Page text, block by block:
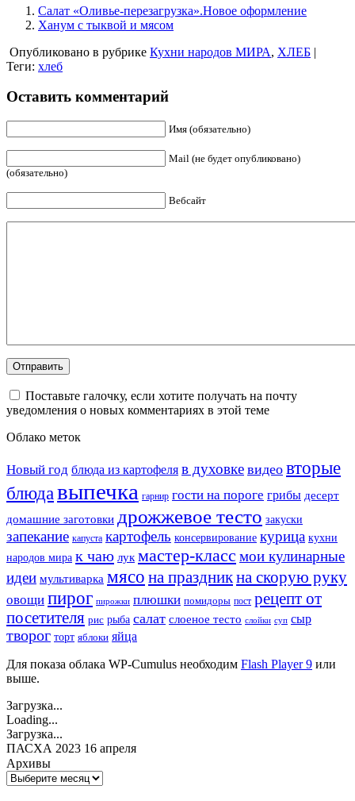
Салат «Оливье-перезагрузка».Новое оформление
Ханум с тыквой и мясом
Опубликовано в рубрике Кухни народов МИРА, ХЛЕБ |
Теги: хлеб
Оставить комментарий
Имя (обязательно)
Mail (не будет опубликовано)
(обязательно)
Вебсайт
Поставьте галочку, если хотите получать на почту
уведомления о новых комментариях в этой теме
Облако меток
Новый год блюда из картофеля в духовке видео вторые
блюдавыпечка гарнир гости на пороге грибы десерт
домашние заготовки дрожжевое тесто закуски
запекание капуста картофель консервирование курица кухни
народов мира к чаю лук мастер-класс мои кулинарные
идеи мультиварка мясо на праздникна скорую руку
овощи пирог пирожки плюшки помидоры пост рецепт от
посетителя рис рыба салат слоеное тесто слойки суп сыр
творог торт яблоки яйца
Для показа облака WP-Cumulus необходим Flash Player 9 или
выше.
Загрузка...
Loading...
Загрузка...
ПАСХА 2023 16 апреля
Архивы
Архивы